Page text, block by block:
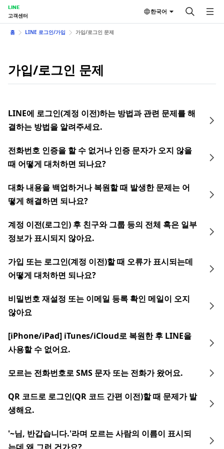
LINE
고객센터
한국어
홈 LINE 로그인/가입 가입/로그인 문제
가입/로그인 문제
LINE에 로그인(계정 이전)하는 방법과 관련 문제를 해
결하는 방법을 알려주세요.
전화번호 인증을 할 수 없거나 인증 문자가 오지 않을
때 어떻게 대처하면 되나요?
대화 내용을 백업하거나 복원할 때 발생한 문제는 어
떻게 해결하면 되나요?
계정 이전(로그인) 후 친구와 그룹 등의 전체 혹은 일부
정보가 표시되지 않아요.
가입 또는 로그인(계정 이전)할 때 오류가 표시되는데
어떻게 대처하면 되나요?
비밀번호 재설정 또는 이메일 등록 확인 메일이 오지
않아요
[iPhone/iPad] iTunes/iCloud로 복원한 후 LINE을
사용할 수 없어요.
모르는 전화번호로 SMS 문자 또는 전화가 왔어요.
QR 코드로 로그인(QR 코드 간편 이전)할 때 문제가 발
생해요.
'~님, 반갑습니다.'라며 모르는 사람의 이름이 표시되